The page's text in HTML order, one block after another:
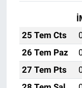
25 Tem Cts
26 Tem Paz
27 Tem Pts